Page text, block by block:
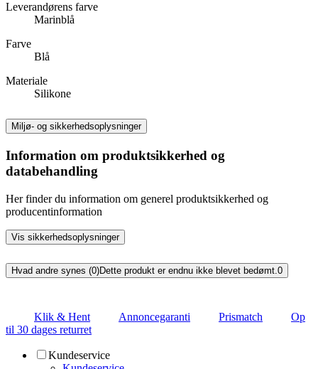
Leverandørens farve
Marinblå
Farve
Blå
Materiale
Silikone
Miljø- og sikkerhedsoplysninger
Information om produktsikkerhed og
databehandling
Her finder du information om generel produktsikkerhed og
producentinformation
Vis sikkerhedsoplysninger
Hvad andre synes (0)Dette produkt er endnu ikke blevet bedømt. 0
Klik & Hent Annoncegaranti Prismatch
Op
til 30 dages returret
Kundeservice